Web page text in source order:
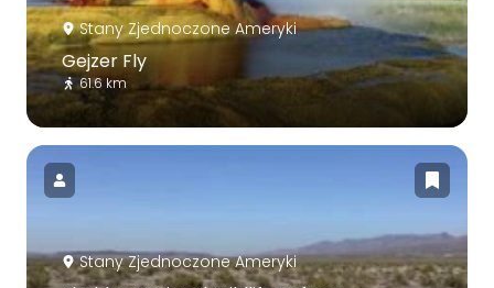
Stany Zjednoczone Ameryki
Gejzer Fly
61.6 km
Stany Zjednoczone Ameryki